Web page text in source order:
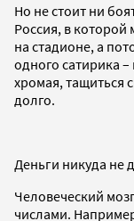
Но не стоит ни
Россия, в
на стадионе, а
одного сатирика
хромая, тащиться
долго.
Деньги никуда не
Человеческий
числами.